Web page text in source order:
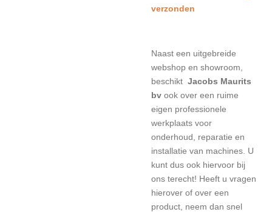
verzonden
Naast een uitgebreide
webshop en showroom,
beschikt Jacobs Maurits
bv ook over een ruime
eigen professionele
werkplaats voor
onderhoud, reparatie en
installatie van machines. U
kunt dus ook hiervoor bij
ons terecht! Heeft u vragen
hierover of over een
product, neem dan snel